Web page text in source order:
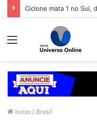
Menu
Início / Brasil